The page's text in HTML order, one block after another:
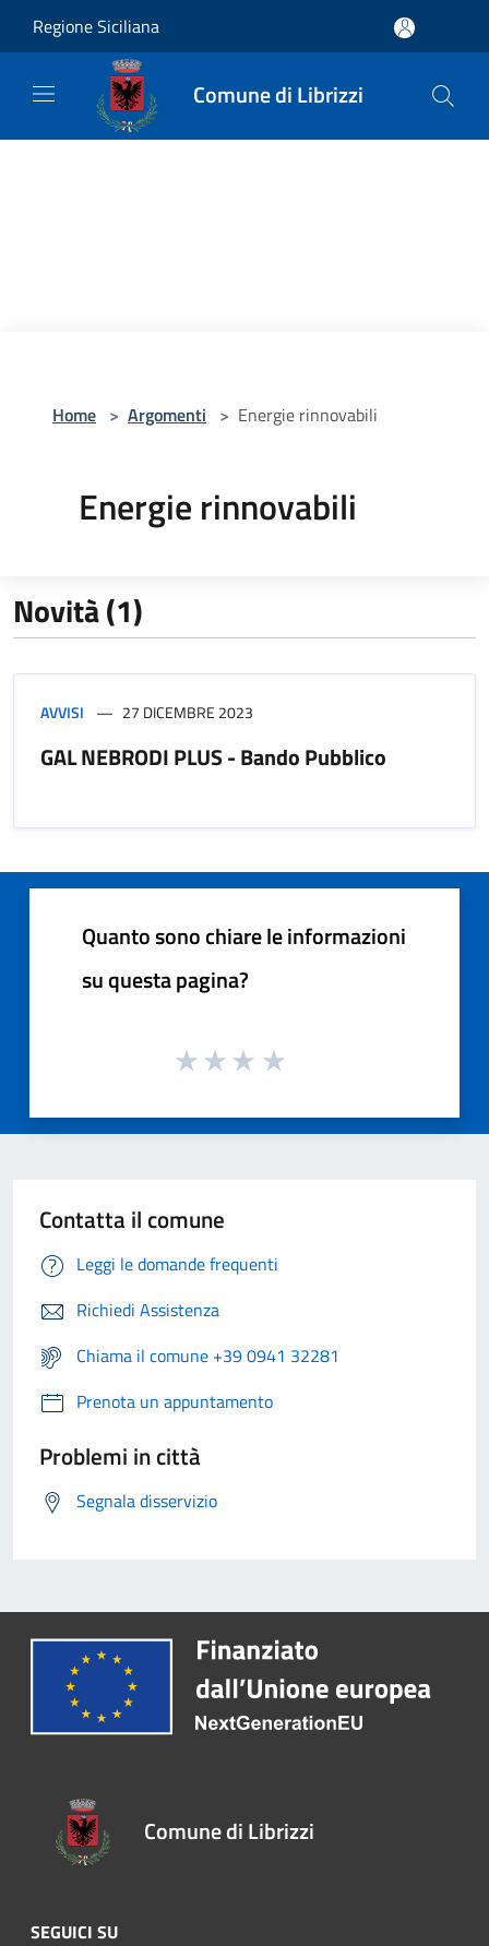
Regione Siciliana
Comune di Librizzi
Home > Argomenti > Energie rinnovabili
Energie rinnovabili
Novità (1)
AVVISI 27 DICEMBRE 2023
GAL NEBRODI PLUS - Bando Pubblico
Quanto sono chiare le informazioni
su questa pagina?
Contatta il comune
Leggi le domande frequenti
Richiedi Assistenza
Chiama il comune +39 0941 32281
Prenota un appuntamento
Problemi in città
Segnala disservizio
Comune di Librizzi
SEGUICI SU